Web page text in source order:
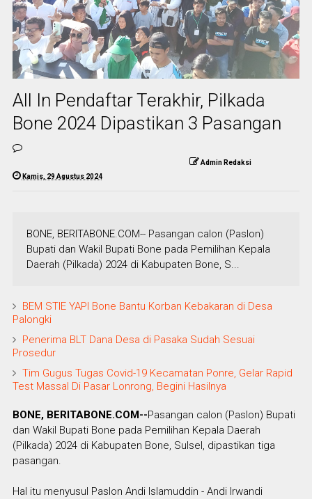
All In Pendaftar Terakhir, Pilkada
Bone 2024 Dipastikan 3 Pasangan
Admin Redaksi
Kamis, 29 Agustus 2024
BONE, BERITABONE.COM-- Pasangan calon (Paslon)
Bupati dan Wakil Bupati Bone pada Pemilihan Kepala
Daerah (Pilkada) 2024 di Kabupaten Bone, S...
BEM STIE YAPI Bone Bantu Korban Kebakaran di Desa
Palongki
Penerima BLT Dana Desa di Pasaka Sudah Sesuai
Prosedur
Tim Gugus Tugas Covid-19 Kecamatan Ponre, Gelar Rapid
Test Massal Di Pasar Lonrong, Begini Hasilnya
BONE, BERITABONE.COM--Pasangan calon (Paslon) Bupati
dan Wakil Bupati Bone pada Pemilihan Kepala Daerah
(Pilkada) 2024 di Kabupaten Bone, Sulsel, dipastikan tiga
pasangan.
Hal itu menyusul Paslon Andi Islamuddin - Andi Irwandi